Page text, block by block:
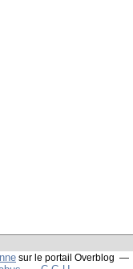
sur le portail Overblog